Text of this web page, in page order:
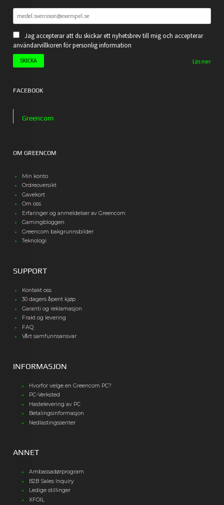
Jag accepterar att du skickar ett nyhetsbrev till mig och accepterar
användarvillkoren för personlig information
Läs mer
FACEBOOK
Greencom
OM GREENCOM
Min konto
Ordreoversikt
Gavekort
Om oss
Erfaringer og anmeldelser av Greencom
Gamingbloggen
Greencom bakgrunnsbilder
Teknologi
SUPPORT
Kontakt oss
30 dagers åpent kjøp
Garanti og reklamasjon
Frakt og levering
FAQ
Vårt samfunnsansvar
INFORMASJON
Hvorfor velge en Greencom PC?
PC-Verksted
Hastelevering av PC
Betalingsinformasjon
Nedlastingssenter
ANNET
Ambassadørprogram
B2B Sales Inquiry
Ledige stillinger
XFOIL